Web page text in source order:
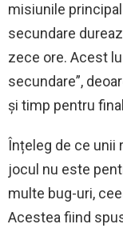
misiunile
secundare
zece ore. Acest
secundare”,
și timp pentru
Înțeleg de ce unii
jocul nu este
multe bug-uri,
Acestea fiind